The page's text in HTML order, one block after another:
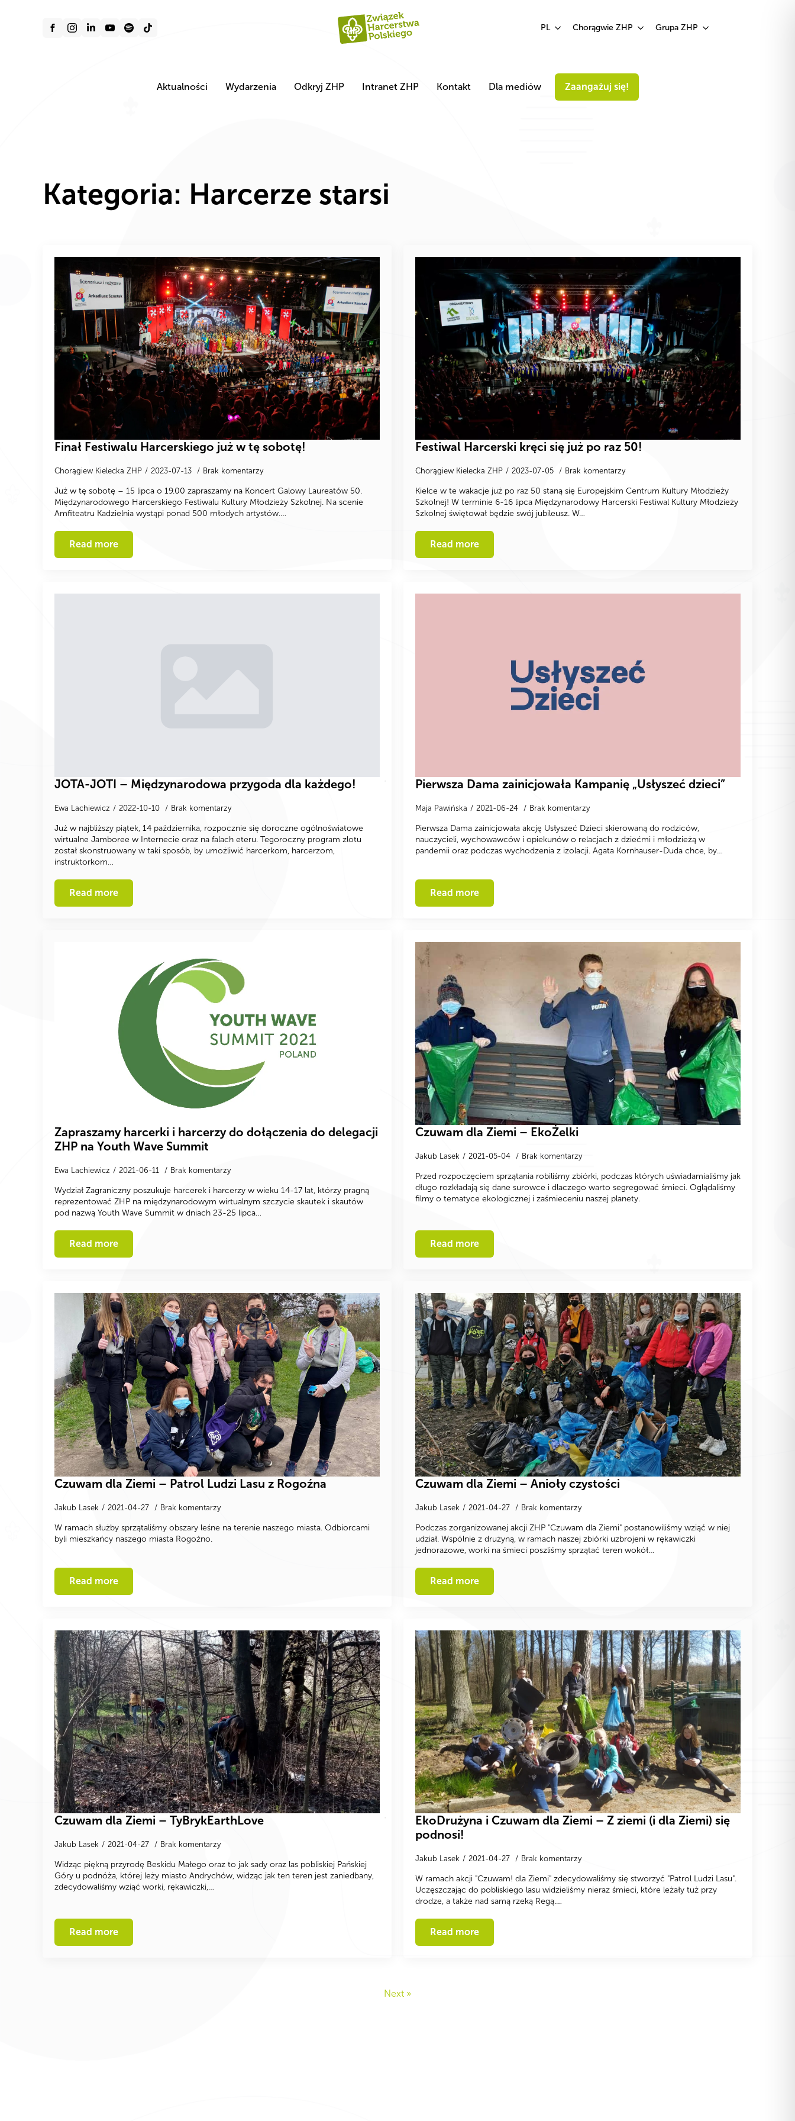
PL Chorągwie ZHP Grupa ZHP
Aktualności Wydarzenia Odkryj ZHP Intranet ZHP Kontakt Dla mediów Zaangażuj się!
Kategoria: Harcerze starsi
Finał Festiwalu Harcerskiego już w tę sobotę!
Chorągiew Kielecka ZHP 2023-07-13 Brak komentarzy
Już w tę sobotę – 15 lipca o 19.00 zapraszamy na Koncert Galowy Laureatów 50.
Międzynarodowego Harcerskiego Festiwalu Kultury Młodzieży Szkolnej. Na scenie
Amfiteatru Kadzielnia wystąpi ponad 500 młodych artystów.…
Read more
Festiwal Harcerski kręci się już po raz 50!
Chorągiew Kielecka ZHP 2023-07-05 Brak komentarzy
Kielce w te wakacje już po raz 50 staną się Europejskim Centrum Kultury Młodzieży
Szkolnej! W terminie 6-16 lipca Międzynarodowy Harcerski Festiwal Kultury Młodzieży
Szkolnej świętował będzie swój jubileusz. W…
Read more
JOTA-JOTI – Międzynarodowa przygoda dla każdego!
Ewa Lachiewicz 2022-10-10 Brak komentarzy
Już w najbliższy piątek, 14 października, rozpocznie się doroczne ogólnoświatowe
wirtualne Jamboree w Internecie oraz na falach eteru. Tegoroczny program zlotu
został skonstruowany w taki sposób, by umożliwić harcerkom, harcerzom,
instruktorkom…
Read more
Pierwsza Dama zainicjowała Kampanię „Usłyszeć dzieci”
Maja Pawińska 2021-06-24 Brak komentarzy
Pierwsza Dama zainicjowała akcję Usłyszeć Dzieci skierowaną do rodziców,
nauczycieli, wychowawców i opiekunów o relacjach z dziećmi i młodzieżą w
pandemii oraz podczas wychodzenia z izolacji. Agata Kornhauser-Duda chce, by…
Read more
Zapraszamy harcerki i harcerzy do dołączenia do delegacji
ZHP na Youth Wave Summit
Ewa Lachiewicz 2021-06-11 Brak komentarzy
Wydział Zagraniczny poszukuje harcerek i harcerzy w wieku 14-17 lat, którzy pragną
reprezentować ZHP na międzynarodowym wirtualnym szczycie skautek i skautów
pod nazwą Youth Wave Summit w dniach 23-25 lipca…
Read more
Czuwam dla Ziemi – EkoŻelki
Jakub Lasek 2021-05-04 Brak komentarzy
Przed rozpoczęciem sprzątania robiliśmy zbiórki, podczas których uświadamialiśmy jak
długo rozkładają się dane surowce i dlaczego warto segregować śmieci. Oglądaliśmy
filmy o tematyce ekologicznej i zaśmieceniu naszej planety.
Read more
Czuwam dla Ziemi – Patrol Ludzi Lasu z Rogoźna
Jakub Lasek 2021-04-27 Brak komentarzy
W ramach służby sprzątaliśmy obszary leśne na terenie naszego miasta. Odbiorcami
byli mieszkańcy naszego miasta Rogoźno.
Read more
Czuwam dla Ziemi – Anioły czystości
Jakub Lasek 2021-04-27 Brak komentarzy
Podczas zorganizowanej akcji ZHP "Czuwam dla Ziemi" postanowiliśmy wziąć w niej
udział. Wspólnie z drużyną, w ramach naszej zbiórki uzbrojeni w rękawiczki
jednorazowe, worki na śmieci poszliśmy sprzątać teren wokół…
Read more
Czuwam dla Ziemi – TyBrykEarthLove
Jakub Lasek 2021-04-27 Brak komentarzy
Widząc piękną przyrodę Beskidu Małego oraz to jak sady oraz las pobliskiej Pańskiej
Góry u podnóża, której leży miasto Andrychów, widząc jak ten teren jest zaniedbany,
zdecydowaliśmy wziąć worki, rękawiczki,…
Read more
EkoDrużyna i Czuwam dla Ziemi – Z ziemi (i dla Ziemi) się
podnosi!
Jakub Lasek 2021-04-27 Brak komentarzy
W ramach akcji "Czuwam! dla Ziemi" zdecydowaliśmy się stworzyć "Patrol Ludzi Lasu".
Uczęszczając do pobliskiego lasu widzieliśmy nieraz śmieci, które leżały tuż przy
drodze, a także nad samą rzeką Regą.…
Read more
Next »